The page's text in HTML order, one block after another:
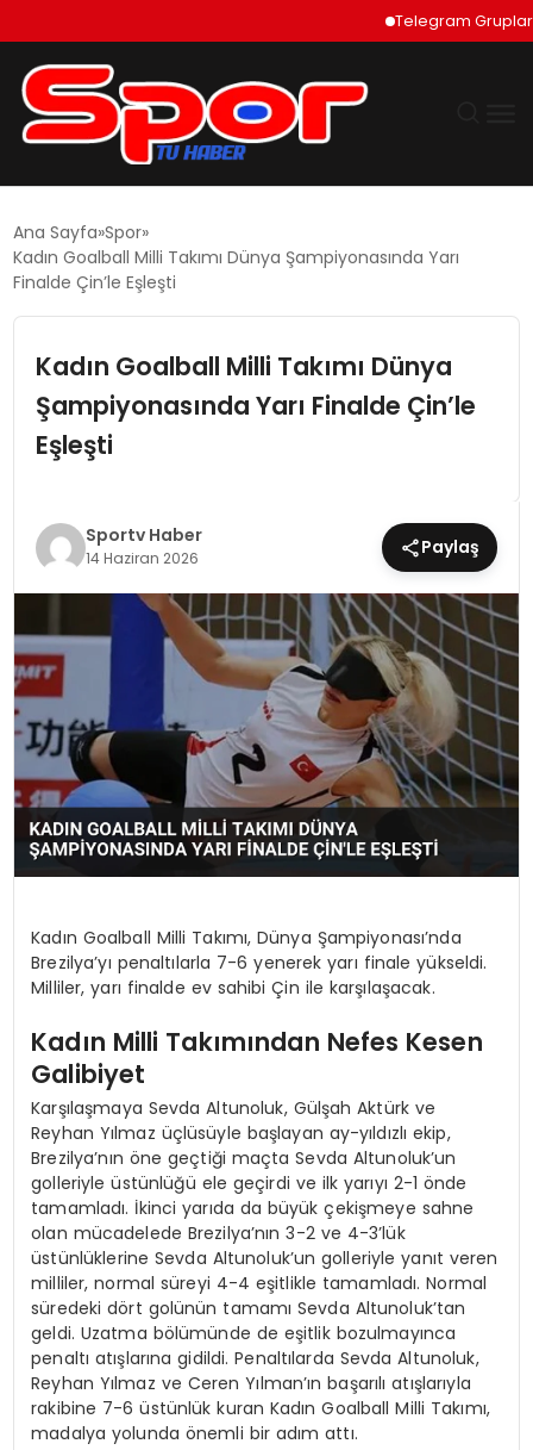
Telegram Grupları
DÜNYA
SIYASET
TEKNOLOJI
EĞITIM
MAGAZIN
SPOR
YAŞAM
Ana Sayfa Spor
Kadın Goalball Milli Takımı Dünya Şampiyonasında Yarı
Finalde Çin’le Eşleşti
Kadın Goalball Milli Takımı Dünya
Şampiyonasında Yarı Finalde Çin’le
Eşleşti
Sportv Haber
14 Haziran 2026 Paylaş
Kadın Goalball Milli Takımı, Dünya Şampiyonası’nda
Brezilya’yı penaltılarla 7-6 yenerek yarı finale yükseldi.
Milliler, yarı finalde ev sahibi Çin ile karşılaşacak.
Kadın Milli Takımından Nefes Kesen
Galibiyet
Karşılaşmaya Sevda Altunoluk, Gülşah Aktürk ve
Reyhan Yılmaz üçlüsüyle başlayan ay-yıldızlı ekip,
Brezilya’nın öne geçtiği maçta Sevda Altunoluk’un
golleriyle üstünlüğü ele geçirdi ve ilk yarıyı 2-1 önde
tamamladı. İkinci yarıda da büyük çekişmeye sahne
olan mücadelede Brezilya’nın 3-2 ve 4-3’lük
üstünlüklerine Sevda Altunoluk’un golleriyle yanıt veren
milliler, normal süreyi 4-4 eşitlikle tamamladı. Normal
süredeki dört golünün tamamı Sevda Altunoluk’tan
geldi. Uzatma bölümünde de eşitlik bozulmayınca
penaltı atışlarına gidildi. Penaltılarda Sevda Altunoluk,
Reyhan Yılmaz ve Ceren Yılman’ın başarılı atışlarıyla
rakibine 7-6 üstünlük kuran Kadın Goalball Milli Takımı,
madalya yolunda önemli bir adım attı.